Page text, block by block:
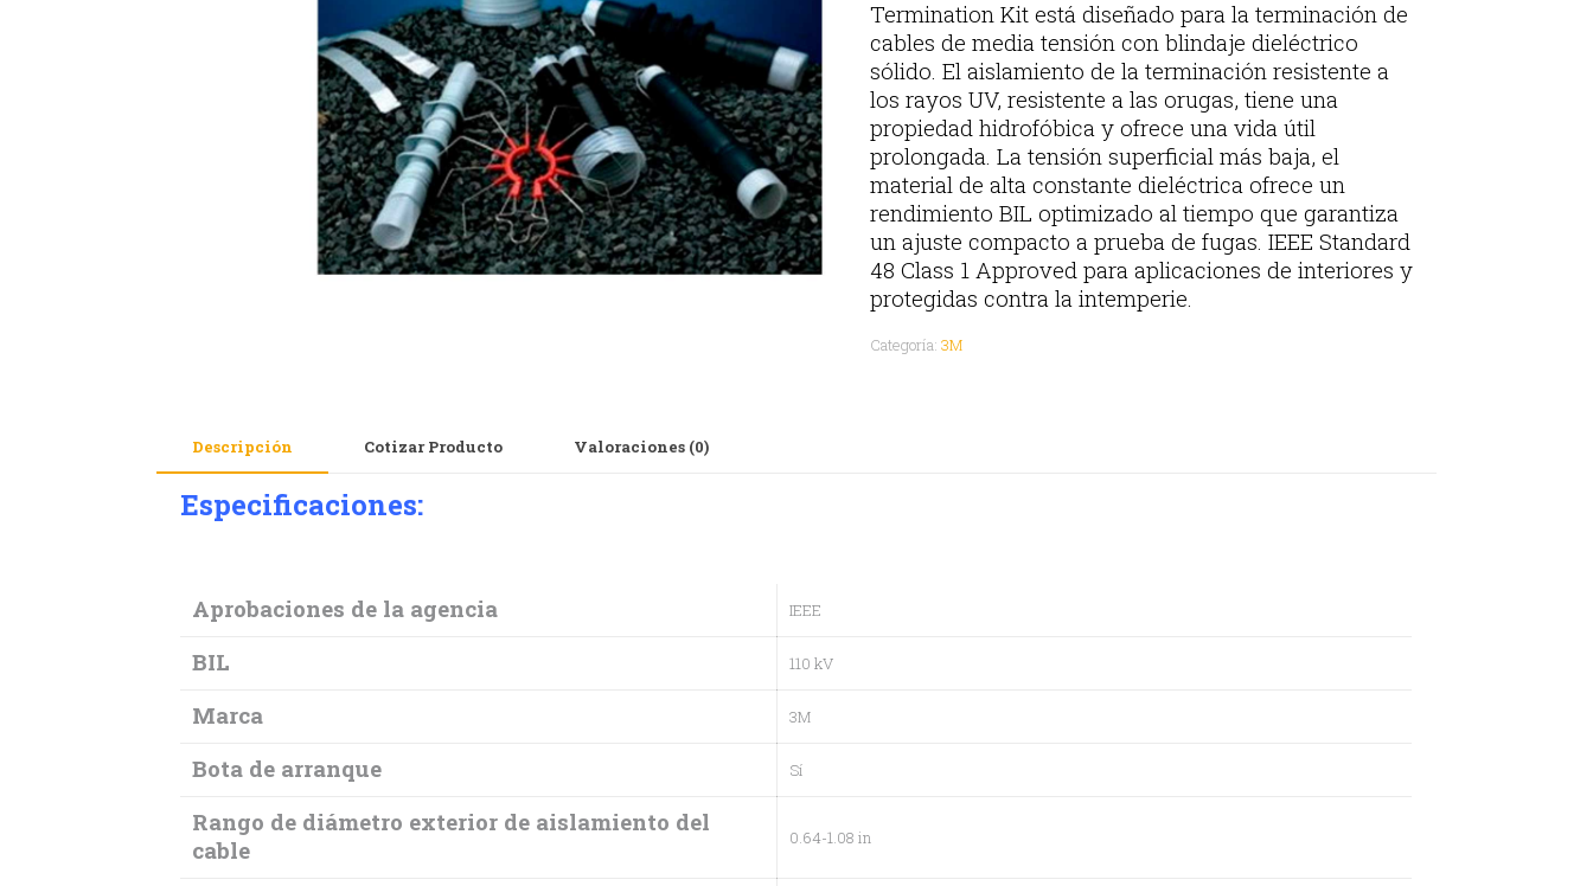
Termination Kit está diseñado para la terminación de
cables de media tensión con blindaje dieléctrico
sólido. El aislamiento de la terminación resistente a
los rayos UV, resistente a las orugas, tiene una
propiedad hidrofóbica y ofrece una vida útil
prolongada. La tensión superficial más baja, el
material de alta constante dieléctrica ofrece un
rendimiento BIL optimizado al tiempo que garantiza
un ajuste compacto a prueba de fugas. IEEE Standard
48 Class 1 Approved para aplicaciones de interiores y
protegidas contra la intemperie.
Categoría:3M
Descripción Cotizar Producto Valoraciones (0)
Especificaciones:
Aprobaciones de la agencia IEEE
BIL 110 kV
Marca 3M
Bota de arranque Sí
Rango de diámetro exterior de aislamiento del
cable
0.64-1.08 in